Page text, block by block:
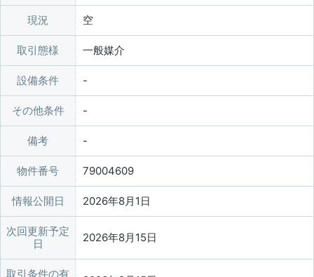
現況 空
取引態様 一般媒介
設備条件
その他条件
備考
物件番号 79004609
情報公開日 2026年8月1日
次回更新予定
日
2026年8月15日
取引条件の有